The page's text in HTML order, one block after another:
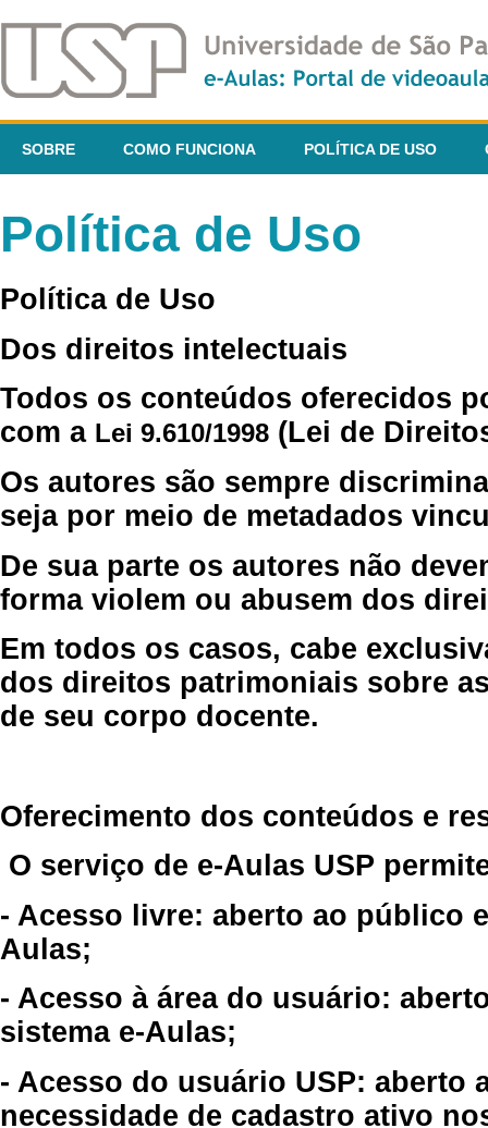
SOBRE COMO FUNCIONA POLÍTICA DE USO
Política de Uso
Política de Uso
Dos direitos intelectuais
Todos os conteúdos oferecidos
com a Lei 9.610/1998 (Lei de
Os autores são sempre
seja por meio de metadados
De sua parte os autores não
forma violem ou abusem dos
Em todos os casos, cabe
dos direitos patrimoniais sobre
de seu corpo docente.
Oferecimento dos conteúdos e
O serviço de e-Aulas USP
- Acesso livre: aberto ao público
Aulas;
- Acesso à área do usuário:
sistema e-Aulas;
- Acesso do usuário USP: aberto
necessidade de cadastro ativo